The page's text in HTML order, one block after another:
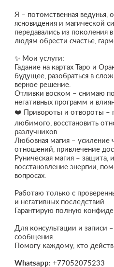
Я – потомственная ведунья,
ясновидения и магической
передавались из поколения
людям обрести счастье,
✨ Мои услуги:
Гадание на картах Таро и
будущее, разобраться в
верное решение.
Отливки воском – снимаю
негативных программ и
❤️ Привороты и отвороты –
любимого, восстановить
разлучников.
Любовная магия – усиление
отношений, привлечение
Руническая магия – защита,
восстановление энергии,
вопросах.
Работаю только с
и негативных последствий.
Гарантирую полную
Для консультации и записи
сообщения.
Помогу каждому, кто
Whatsapp: +77052075233